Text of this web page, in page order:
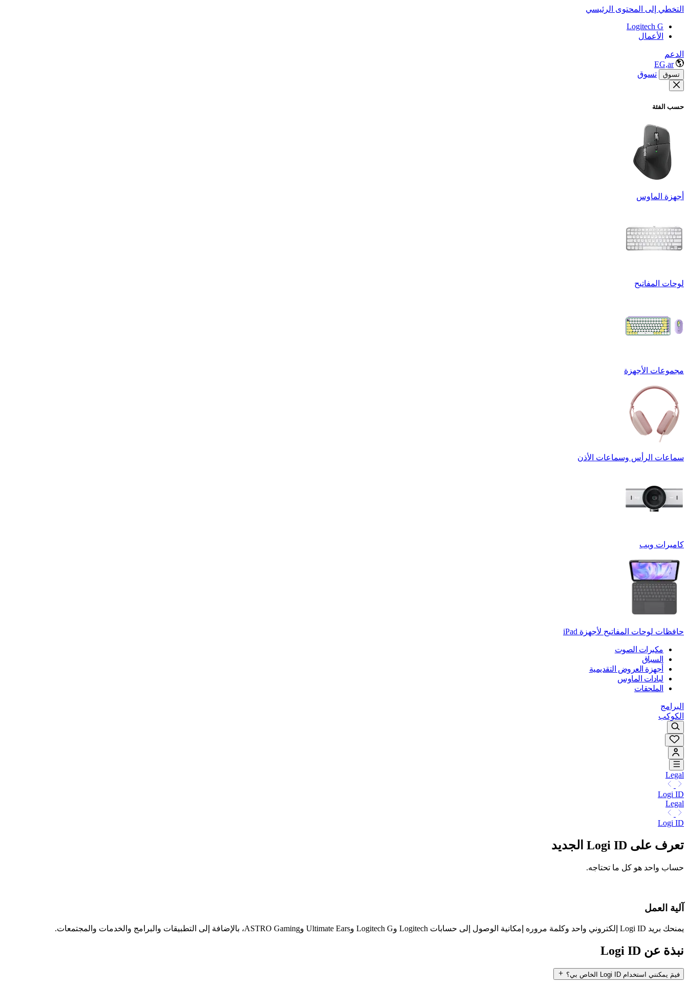
التخطي إلى المحتوى الرئيسي
Logitech G
الأعمال
الدعم
EG,ar
تسوق تسوق
حسب الفئة
أجهزة الماوس
لوحات المفاتيح
مجموعات الأجهزة
سماعات الرأس وسماعات الأذن
كاميرات ويب
حافظات لوحات المفاتيح لأجهزة ‏iPad
مكبرات الصوت
السباق
أجهزة العروض التقديمية
لبادات الماوس
الملحقات
البرامج
الكوكب
Legal
Logi ID
Legal
Logi ID
تعرف على Logi ID الجديد
حساب واحد هو كل ما تحتاجه.
آلية العمل
يمنحك بريد Logi ID إلكتروني واحد وكلمة مروره إمكانية الوصول إلى حسابات Logitech وLogitech G وUltimate Ears وASTRO Gaming، بالإضافة إلى التطبيقات والبرامج والخدمات والمجتمعات.
نبذة عن Logi ID
فيمَ يمكنني استخدام Logi ID الخاص بي؟